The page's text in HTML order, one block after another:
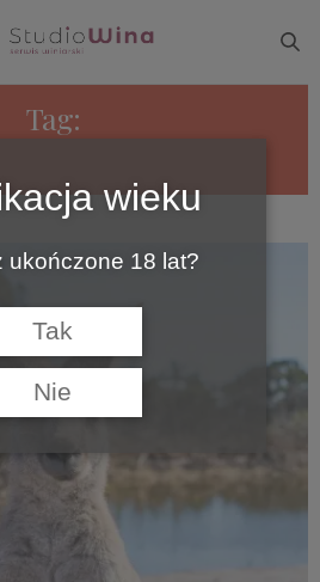
Tag:
wieku
ukończone 18 lat?
Tak
Nie